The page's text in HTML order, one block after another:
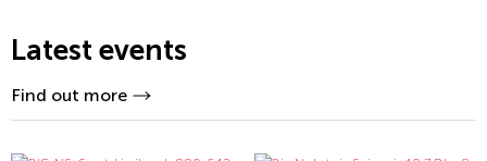
Latest events
Find out more